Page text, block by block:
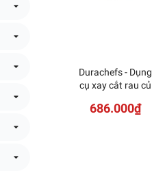
Durachefs - Dụng
cụ xay cắt rau củ
686.000₫